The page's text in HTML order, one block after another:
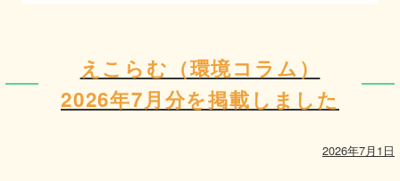
えこらむ（環境コラム）
2026年7月分を掲載しました
2026年7月1日